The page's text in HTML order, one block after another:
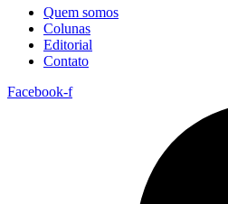
Quem somos
Colunas
Editorial
Contato
Facebook-f